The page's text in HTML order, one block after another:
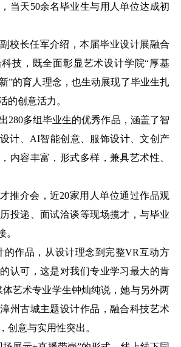
当天50余名毕业生与用人单位达成初
校长任军介绍，本届毕业设计展融合
技，既全面彰显艺术设计学院“厚基
”的育人理念，也生动展现了毕业生扎
的创意活力。
280多组毕业生的优秀作品，涵盖了智
计、AI智能创意、服饰设计、文创产
内容丰富，形式多样，兼具艺术性、
推介会，近20家用人单位通过作品观
投递、面试洽谈等现场揽才，与毕业
。
的作品，从设计理念到完整VR互动方
认可，这是对我们专业学习最大的肯
体艺术专业学生钟灿纯说，她与另外两
州古城主题设计作品，融合科技艺术
创意与实用性突出。